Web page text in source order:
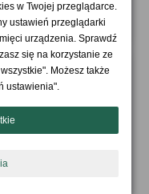
zł
w Twojej przeglądarce.
ustawień przeglądarki
urządzenia. Sprawdź
się na korzystanie ze
Możesz także
ustawienia".